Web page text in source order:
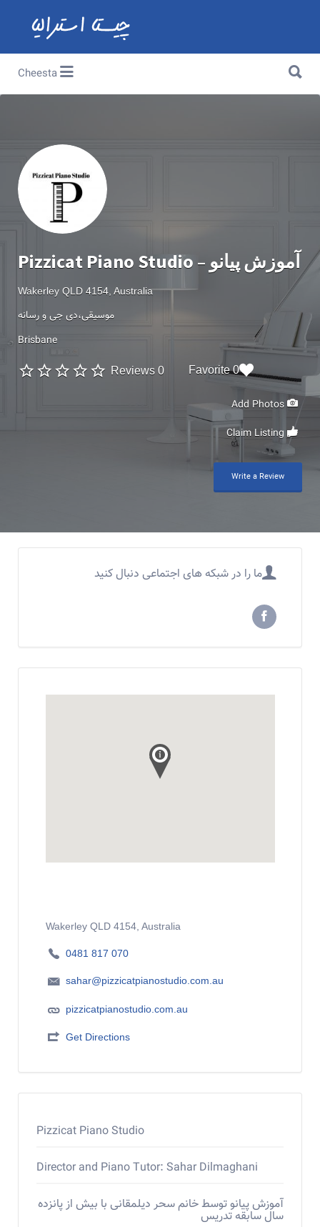
Cheesta
Pizzicat Piano Studio – آموزش پیانو
Wakerley QLD 4154, Australia
موسیقی،دی جی و رسانه
Brisbane
0 Reviews 0 Favorite
Write a Review
ما را در شبکه های اجتماعی دنبال کنید
Wakerley QLD 4154, Australia
0481 817 070
sahar@pizzicatpianostudio.com.au
pizzicatpianostudio.com.au
Get Directions
Pizzicat Piano Studio
Director and Piano Tutor: Sahar Dilmaghani
آموزش پیانو توسط خانم سحر دیلمقانی با بیش از پانزده
سال سابقه تدریس